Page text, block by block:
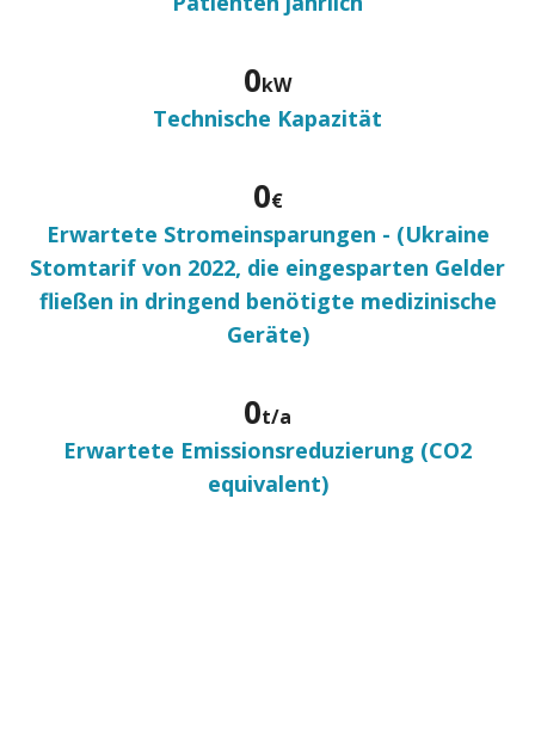
0kW
Technische Kapazität
0€
Erwartete Stromeinsparungen - (Ukraine
Stomtarif von 2022, die eingesparten Gelder
fließen in dringend benötigte medizinische
Geräte)
0t/a
Erwartete Emissionsreduzierung (CO2
equivalent)